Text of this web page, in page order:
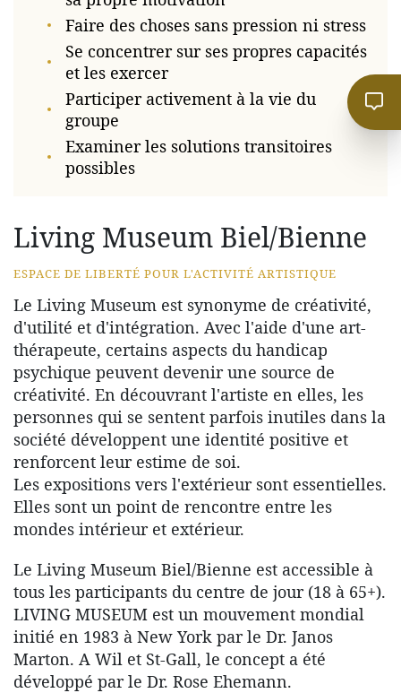
Faire des choses sans pression ni stress
Se concentrer sur ses propres capacités
et les exercer
Participer activement à la vie du
groupe
Examiner les solutions transitoires
possibles
Living Museum Biel/Bienne
ESPACE DE LIBERTÉ POUR L'ACTIVITÉ ARTISTIQUE
Le Living Museum est synonyme de créativité,
d'utilité et d'intégration. Avec l'aide d'une art-
thérapeute, certains aspects du handicap
psychique peuvent devenir une source de
créativité. En découvrant l'artiste en elles, les
personnes qui se sentent parfois inutiles dans la
société développent une identité positive et
renforcent leur estime de soi.
Les expositions vers l'extérieur sont essentielles.
Elles sont un point de rencontre entre les
mondes intérieur et extérieur.
Le Living Museum Biel/Bienne est accessible à
tous les participants du centre de jour (18 à 65+).
LIVING MUSEUM est un mouvement mondial
initié en 1983 à New York par le Dr. Janos
Marton. A Wil et St-Gall, le concept a été
développé par le Dr. Rose Ehemann.